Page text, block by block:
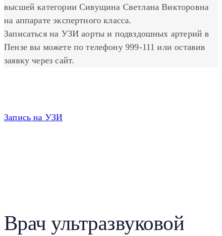
высшей категории Сивущина Светлана Викторовна
на аппарате экспертного класса.
Записаться на УЗИ аорты и подвздошных артерий в
Пензе вы можете по телефону 999-111 или оставив
заявку через сайт.
Запись на УЗИ
Врач ультразвуковой